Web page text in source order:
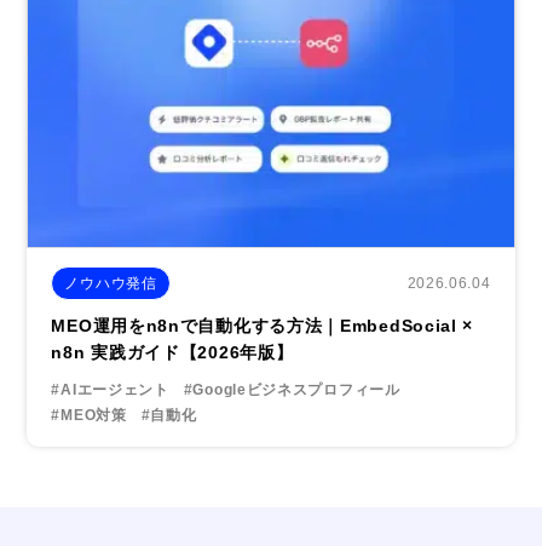
ノウハウ発信 2026.06.04
MEO運用をn8nで自動化する方法｜EmbedSocial ×
n8n 実践ガイド【2026年版】
#AIエージェント
#Googleビジネスプロフィール
#MEO対策
#自動化